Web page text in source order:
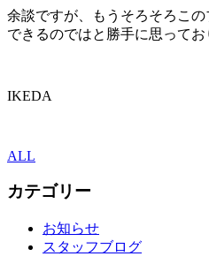
余談ですが、もうそろそろこ
できるのではと勝手に思ってお
IKEDA
ALL
カテゴリー
お知らせ
スタッフブログ